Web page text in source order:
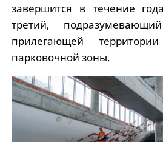
завершится в течение
третий, подразумевающий
прилегающей
парковочной зоны.